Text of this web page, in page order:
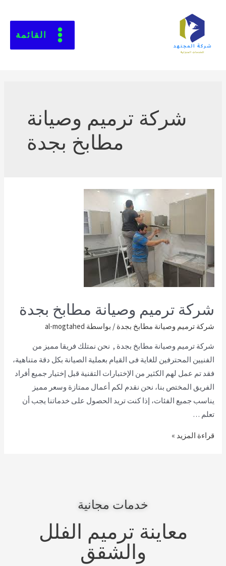
القائمة
شركة ترميم وصيانة
مطابخ بجدة
شركة ترميم وصيانة مطابخ بجدة
شركة ترميم وصيانة مطابخ بجدة / بواسطة al-mogtahed
شركة ترميم وصيانة مطابخ بجدة , نحن نمتلك فريقا مميز من
الفنيين المحترفين للغاية فى القيام بعملية الصيانة بكل دقة متناهية،
فقد تم عمل لهم الكثير من الإختبارات التقنية قبل إختيار جميع أفراد
الفريق المختص بنا، نحن نقدم لكم أعمال ممتازة وسعر مميز
يناسب جميع الفئات، إذا كنت تريد الحصول على خدماتنا يجب أن
تعلم …
قراءة المزيد »
خدمات مجانية
معاينة ترميم الفلل
والشقق